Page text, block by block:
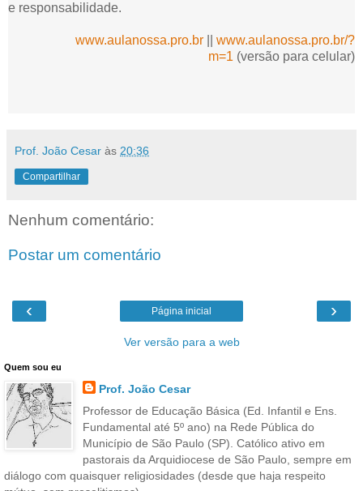
e responsabilidade.
www.aulanossa.pro.br
www.aulanossa.pro.br/?
m=1 (versão para celular)
Prof. João Cesar às 20:36
Compartilhar
Nenhum comentário:
Postar um comentário
‹ ›
Página inicial
Ver versão para a web
Quem sou eu
Prof. João Cesar
Professor de Educação Básica (Ed. Infantil e Ens.
Fundamental até 5º ano) na Rede Pública do
Município de São Paulo (SP). Católico ativo em
pastorais da Arquidiocese de São Paulo, sempre em
diálogo com quaisquer religiosidades (desde que haja respeito